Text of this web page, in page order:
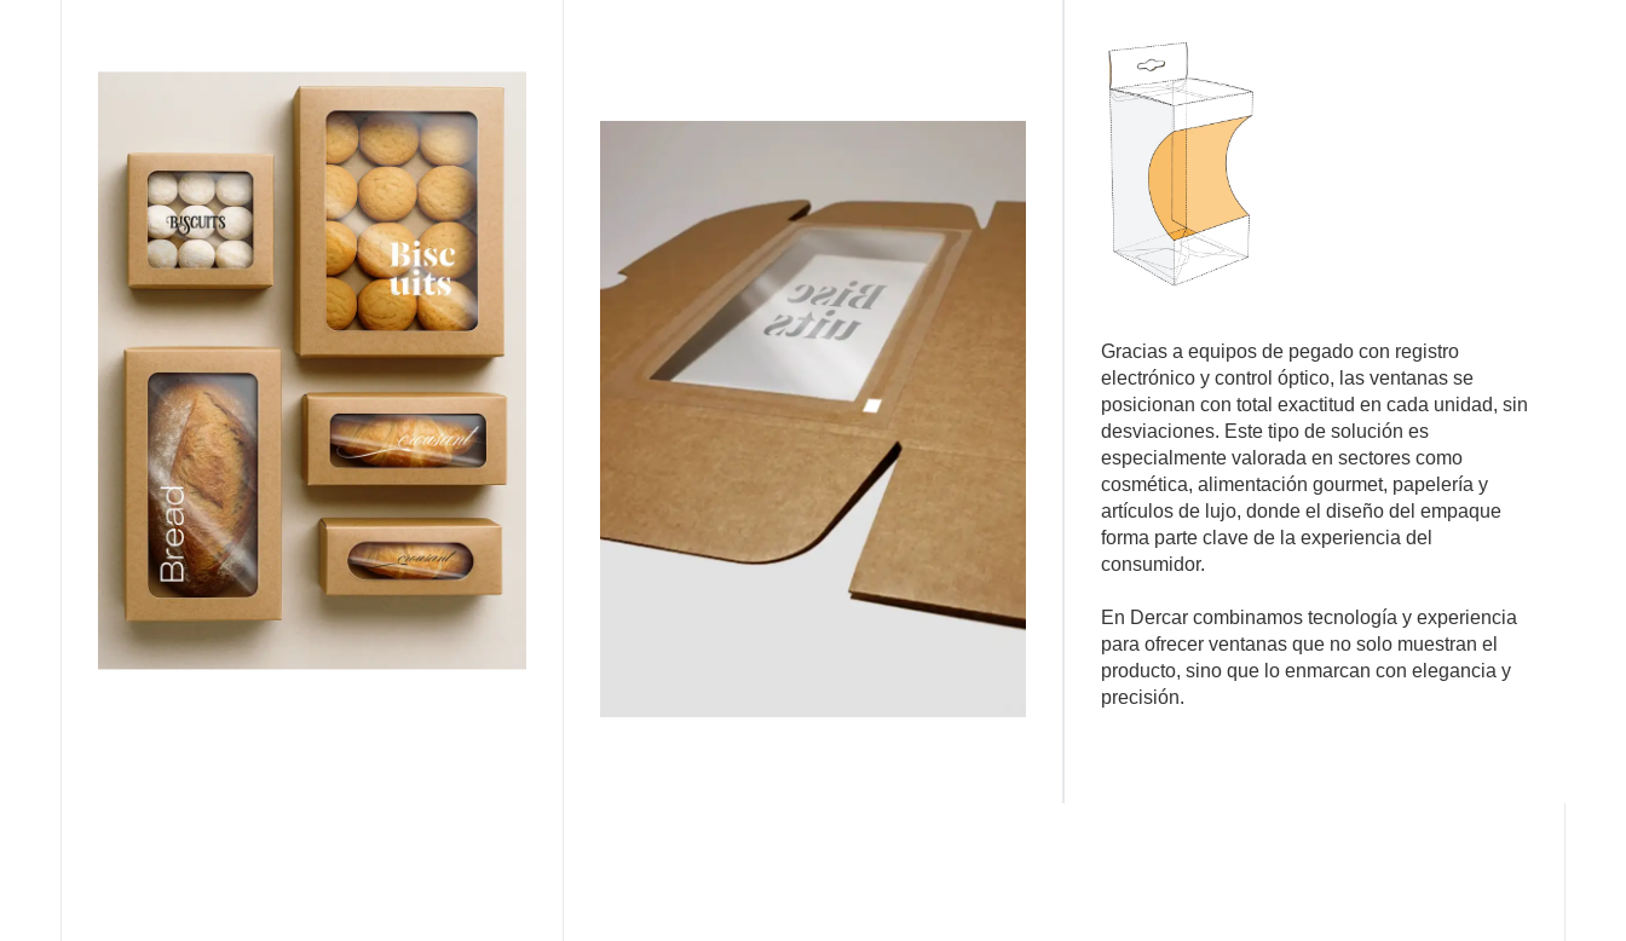
Gracias a equipos de pegado con registro
electrónico y control óptico, las ventanas se
posicionan con total exactitud en cada unidad, sin
desviaciones. Este tipo de solución es
especialmente valorada en sectores como
cosmética, alimentación gourmet, papelería y
artículos de lujo, donde el diseño del empaque
forma parte clave de la experiencia del
consumidor.
En Dercar combinamos tecnología y experiencia
para ofrecer ventanas que no solo muestran el
producto, sino que lo enmarcan con elegancia y
precisión.